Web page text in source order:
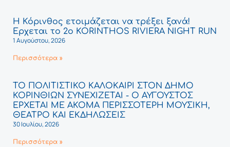
Η Κόρινθος ετοιμάζεται να τρέξει ξανά!
Έρχεται το 2ο KORINTHOS RIVIERA NIGHT RUN
1 Αυγούστου, 2026
Περισσότερα »
ΤΟ ΠΟΛΙΤΙΣΤΙΚΟ ΚΑΛΟΚΑΙΡΙ ΣΤΟΝ ΔΗΜΟ
ΚΟΡΙΝΘΙΩΝ ΣΥΝΕΧΙΖΕΤΑΙ - Ο ΑΥΓΟΥΣΤΟΣ
ΕΡΧΕΤΑΙ ΜΕ ΑΚΟΜΑ ΠΕΡΙΣΣΟΤΕΡΗ ΜΟΥΣΙΚΗ,
ΘΕΑΤΡΟ ΚΑΙ ΕΚΔΗΛΩΣΕΙΣ
30 Ιουλίου, 2026
Περισσότερα »